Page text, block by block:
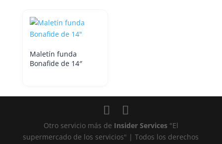
Maletín funda
Bonafide de 14″
Otro servicio más de Insider Services"El
supermercado de los servicios" | Todos los derechos